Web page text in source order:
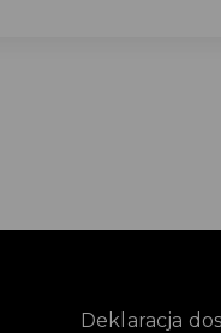
Deklaracja